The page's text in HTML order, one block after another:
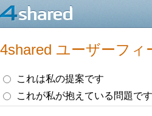
4shared ユーザーフィ
これは私の提案です
これが私が抱えている問題です